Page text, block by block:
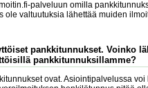
palveluun omilla
valtuutuksia lähettää muiden
pankkitunnukset. Voinko
pankkitunnuksillamme?
ovat. Asiointipalvelussa